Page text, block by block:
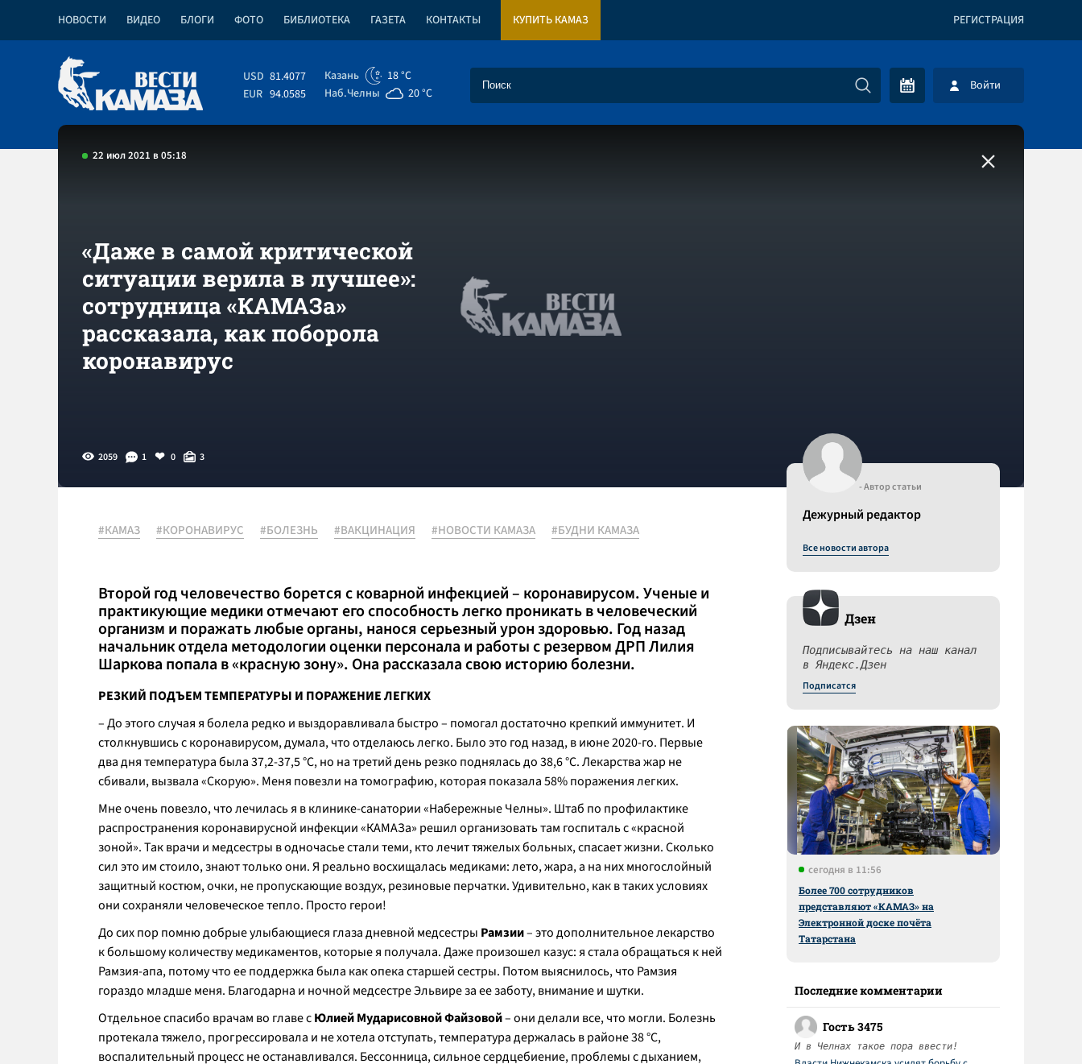
НОВОСТИ ВИДЕО БЛОГИ ФОТО БИБЛИОТЕКА ГАЗЕТА КОНТАКТЫ КУПИТЬ КАМАЗ РЕГИСТРАЦИЯ
USD 81.4077
EUR 94.0585
Казань
18 °C
Наб.Челны
20 °C Войти
22 июл 2021 в 05:18
«Даже в самой критической
ситуации верила в лучшее»:
сотрудница «КАМАЗа»
рассказала, как поборола
коронавирус
2059 1 0 3
#КАМАЗ #КОРОНАВИРУС #БОЛЕЗНЬ #ВАКЦИНАЦИЯ #НОВОСТИ КАМАЗА #БУДНИ КАМАЗА
Второй год человечество борется с коварной инфекцией – коронавирусом. Ученые и
практикующие медики отмечают его способность легко проникать в человеческий
организм и поражать любые органы, нанося серьезный урон здоровью. Год назад
начальник отдела методологии оценки персонала и работы с резервом ДРП Лилия
Шаркова попала в «красную зону». Она рассказала свою историю болезни.
РЕЗКИЙ ПОДЪЕМ ТЕМПЕРАТУРЫ И ПОРАЖЕНИЕ ЛЕГКИХ
– До этого случая я болела редко и выздоравливала быстро – помогал достаточно крепкий иммунитет. И
столкнувшись с коронавирусом, думала, что отделаюсь легко. Было это год назад, в июне 2020-го. Первые
два дня температура была 37,2-37,5 °C, но на третий день резко поднялась до 38,6 °C. Лекарства жар не
сбивали, вызвала «Скорую». Меня повезли на томографию, которая показала 58% поражения легких.
Мне очень повезло, что лечилась я в клинике-санатории «Набережные Челны». Штаб по профилактике
распространения коронавирусной инфекции «КАМАЗа» решил организовать там госпиталь с «красной
зоной». Так врачи и медсестры в одночасье стали теми, кто лечит тяжелых больных, спасает жизни. Сколько
сил это им стоило, знают только они. Я реально восхищалась медиками: лето, жара, а на них многослойный
защитный костюм, очки, не пропускающие воздух, резиновые перчатки. Удивительно, как в таких условиях
они сохраняли человеческое тепло. Просто герои!
До сих пор помню добрые улыбающиеся глаза дневной медсестры Рамзии– это дополнительное лекарство
к большому количеству медикаментов, которые я получала. Даже произошел казус: я стала обращаться к ней
Рамзия-апа, потому что ее поддержка была как опека старшей сестры. Потом выяснилось, что Рамзия
гораздо младше меня. Благодарна и ночной медсестре Эльвире за ее заботу, внимание и шутки.
Отдельное спасибо врачам во главе сЮлией Мударисовной Файзовой– они делали все, что могли. Болезнь
протекала тяжело, прогрессировала и не хотела отступать, температура держалась в районе 38 °C,
воспалительный процесс не останавливался. Бессонница, сильное сердцебиение, проблемы с дыханием,
- Автор статьи
Дежурный редактор
Все новости автора
Дзен
Подписывайтесь на наш канал
в Яндекс.Дзен
Подписатся
сегодня в 11:56
Более 700 сотрудников
представляют «КАМАЗ» на
Электронной доске почёта
Татарстана
Последние комментарии
Гость 3475
И в Челнах такое пора ввести!